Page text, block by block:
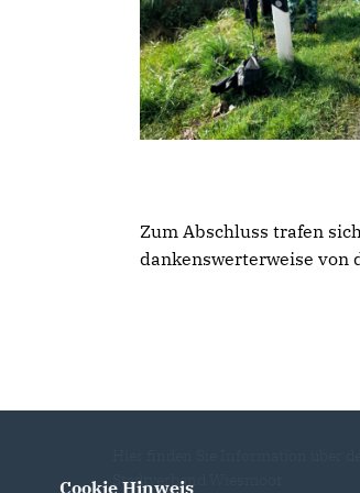
Zum Abschluss trafen
dankenswerterweise von
Stadtverband Wiesmoor.
Cookie Hinweis